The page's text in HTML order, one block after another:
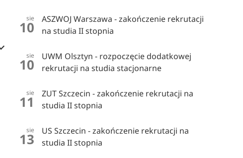
sie
10
ASZWOJ Warszawa - zakończenie rekrutacji
na studia II stopnia
sie
10
UWM Olsztyn - rozpoczęcie dodatkowej
rekrutacji na studia stacjonarne
sie
11
ZUT Szczecin - zakończenie rekrutacji na
studia II stopnia
sie
13
US Szczecin - zakończenie rekrutacji na
studia II stopnia